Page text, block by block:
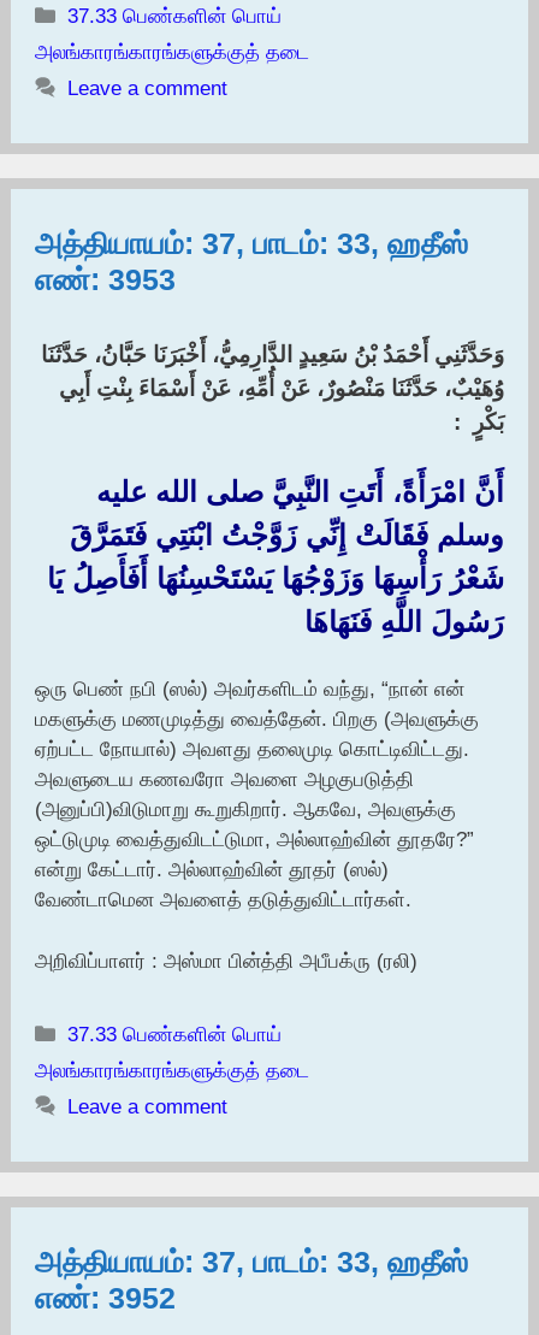
Categories
37.33 பெண்களின் பொய்
அலங்காரங்காரங்களுக்குத் தடை
Leave a comment
அத்தியாயம்: 37, பாடம்: 33, ஹதீஸ்
எண்: 3953
وَحَدَّثَنِي أَحْمَدُ بْنُ سَعِيدٍ الدَّارِمِيُّ، أَخْبَرَنَا حَبَّانُ، حَدَّثَنَا
وُهَيْبٌ، حَدَّثَنَا مَنْصُورٌ، عَنْ أُمِّهِ، عَنْ أَسْمَاءَ بِنْتِ أَبِي
بَكْرٍ :‏
أَنَّ امْرَأَةً، أَتَتِ النَّبِيَّ صلى الله عليه
وسلم فَقَالَتْ إِنِّي زَوَّجْتُ ابْنَتِي فَتَمَرَّقَ
شَعْرُ رَأْسِهَا وَزَوْجُهَا يَسْتَحْسِنُهَا أَفَأَصِلُ يَا
رَسُولَ اللَّهِ فَنَهَاهَا‏
ஒரு பெண் நபி (ஸல்) அவர்களிடம் வந்து, “நான் என்
மகளுக்கு மணமுடித்து வைத்தேன். பிறகு (அவளுக்கு
ஏற்பட்ட நோயால்) அவளது தலைமுடி கொட்டிவிட்டது.
அவளுடைய கணவரோ அவளை அழகுபடுத்தி
(அனுப்பி)விடுமாறு கூறுகிறார். ஆகவே, அவளுக்கு
ஒட்டுமுடி வைத்துவிடட்டுமா, அல்லாஹ்வின் தூதரே?”
என்று கேட்டார். அல்லாஹ்வின் தூதர் (ஸல்)
வேண்டாமென அவளைத் தடுத்துவிட்டார்கள்.
அறிவிப்பாளர் : அஸ்மா பின்த்தி அபீபக்ரு (ரலி)
Categories
37.33 பெண்களின் பொய்
அலங்காரங்காரங்களுக்குத் தடை
Leave a comment
அத்தியாயம்: 37, பாடம்: 33, ஹதீஸ்
எண்: 3952